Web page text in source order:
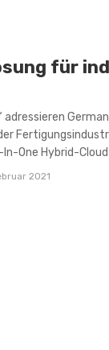
für
adressieren
One Hybrid-
2021